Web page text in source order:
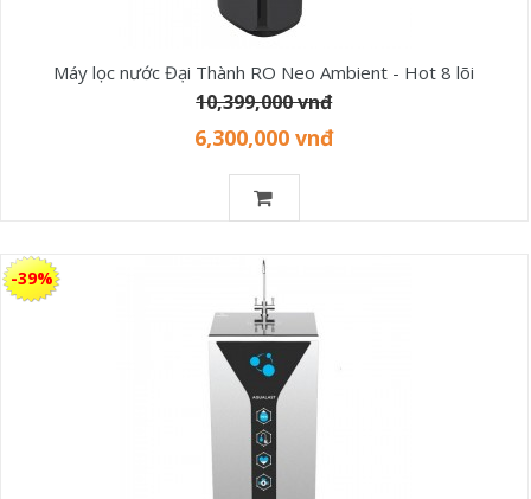
Máy lọc nước Đại Thành RO Neo Ambient - Hot 8 lõi
10,399,000 vnđ
6,300,000 vnđ
-39%